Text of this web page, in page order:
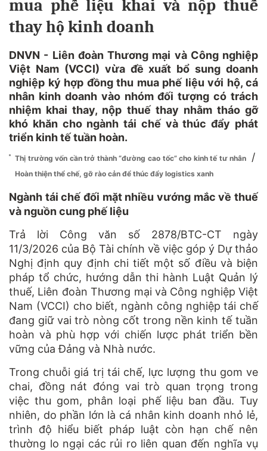
mua phế liệu khai và nộp thuế
thay hộ kinh doanh
DNVN - Liên đoàn Thương mại và Công nghiệp
Việt Nam (VCCI) vừa đề xuất bổ sung doanh
nghiệp ký hợp đồng thu mua phế liệu với hộ, cá
nhân kinh doanh vào nhóm đối tượng có trách
nhiệm khai thay, nộp thuế thay nhằm tháo gỡ
khó khăn cho ngành tái chế và thúc đẩy phát
triển kinh tế tuần hoàn.
Thị trường vốn cần trở thành “đường cao tốc” cho kinh tế tư nhân /
Hoàn thiện thể chế, gỡ rào cản để thúc đẩy logistics xanh
Ngành tái chế đối mặt nhiều vướng mắc về thuế
và nguồn cung phế liệu
Trả lời Công văn số 2878/BTC-CT ngày
11/3/2026 của Bộ Tài chính về việc góp ý Dự thảo
Nghị định quy định chi tiết một số điều và biện
pháp tổ chức, hướng dẫn thi hành Luật Quản lý
thuế, Liên đoàn Thương mại và Công nghiệp Việt
Nam (VCCI) cho biết, ngành công nghiệp tái chế
đang giữ vai trò nòng cốt trong nền kinh tế tuần
hoàn và phù hợp với chiến lược phát triển bền
vững của Đảng và Nhà nước.
Trong chuỗi giá trị tái chế, lực lượng thu gom ve
chai, đồng nát đóng vai trò quan trọng trong
việc thu gom, phân loại phế liệu ban đầu. Tuy
nhiên, do phần lớn là cá nhân kinh doanh nhỏ lẻ,
trình độ hiểu biết pháp luật còn hạn chế nên
thường lo ngại các rủi ro liên quan đến nghĩa vụ